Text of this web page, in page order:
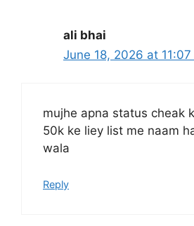
ali bhai
June 18, 2026 at 11:07
mujhe apna status cheak
50k ke liey list me naam
wala
Reply